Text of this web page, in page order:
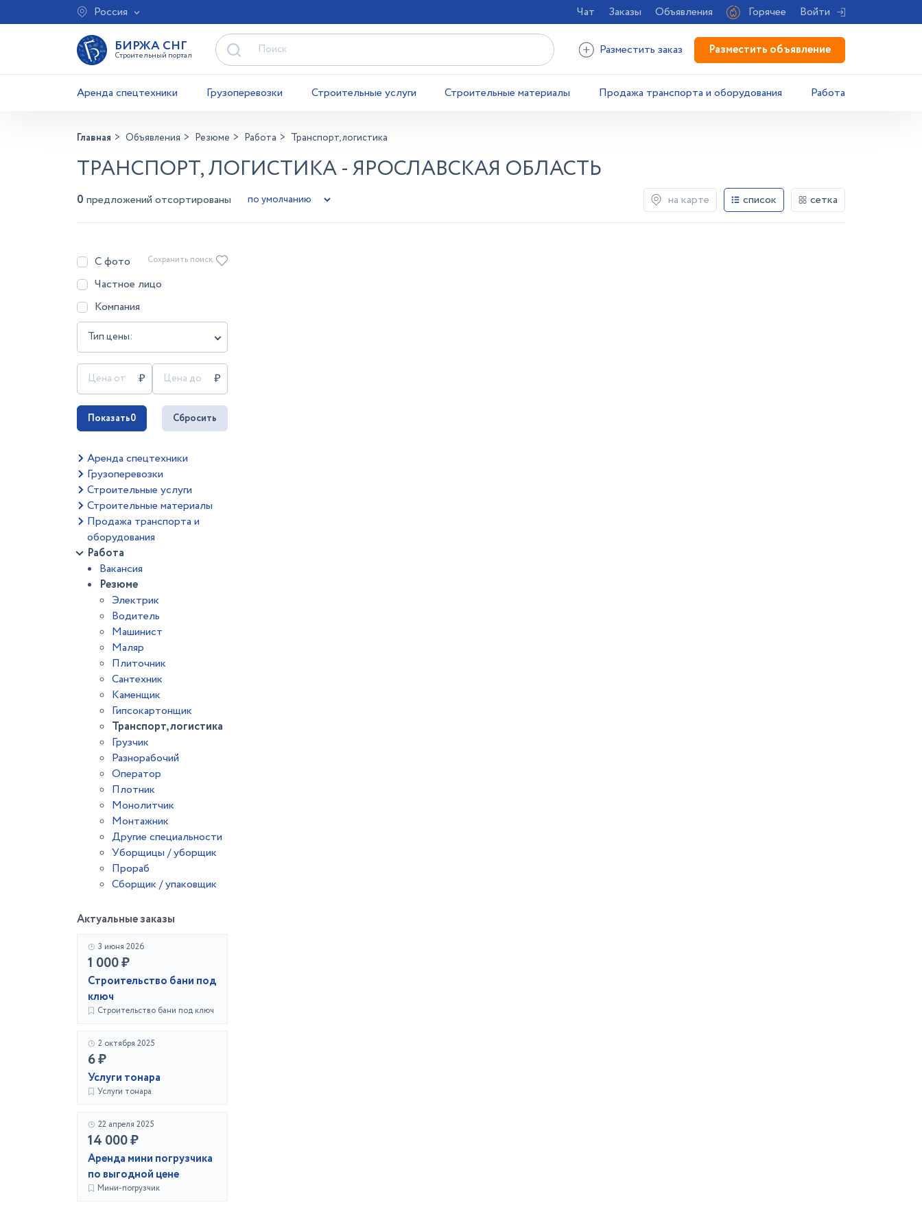
Россия Чат Заказы Объявления Горячее Войти
БИРЖА СНГ
Строительный портал Разместить заказ Разместить объявление
Аренда спецтехники Грузоперевозки Строительные услуги Строительные материалы Продажа транспорта и оборудования Работа
Главная Объявления Резюме Работа Транспорт, логистика
ТРАНСПОРТ, ЛОГИСТИКА - ЯРОСЛАВСКАЯ ОБЛАСТЬ
0 предложений отсортированы на карте список сетка
С фото
Частное лицо
Компания
Тип цены:
Сохранить поиск
Показать0 Сбросить
Аренда спецтехники
Грузоперевозки
Строительные услуги
Строительные материалы
Продажа транспорта и
оборудования
Работа
Вакансия
Резюме
Электрик
Водитель
Машинист
Маляр
Плиточник
Сантехник
Каменщик
Гипсокартонщик
Транспорт, логистика
Грузчик
Разнорабочий
Оператор
Плотник
Монолитчик
Монтажник
Другие специальности
Уборщицы / уборщик
Прораб
Сборщик / упаковщик
Актуальные заказы
3 июня 2026
1 000 ₽
Строительство бани под
ключ
Строительство бани под ключ
2 октября 2025
6 ₽
Услуги тонара
Услуги тонара
22 апреля 2025
14 000 ₽
Аренда мини погрузчика
по выгодной цене
Мини-погрузчик